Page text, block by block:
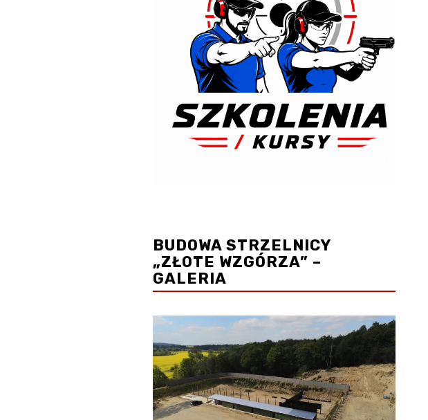
BUDOWA STRZELNICY
„ZŁOTE WZGÓRZA” –
GALERIA